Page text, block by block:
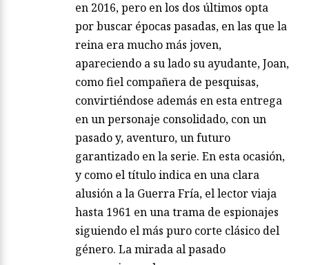
en 2016, pero en los dos últimos opta
por buscar épocas pasadas, en las que la
reina era mucho más joven,
apareciendo a su lado su ayudante, Joan,
como fiel compañera de pesquisas,
convirtiéndose además en esta entrega
en un personaje consolidado, con un
pasado y, aventuro, un futuro
garantizado en la serie. En esta ocasión,
y como el título indica en una clara
alusión a la Guerra Fría, el lector viaja
hasta 1961 en una trama de espionajes
siguiendo el más puro corte clásico del
género. La mirada al pasado